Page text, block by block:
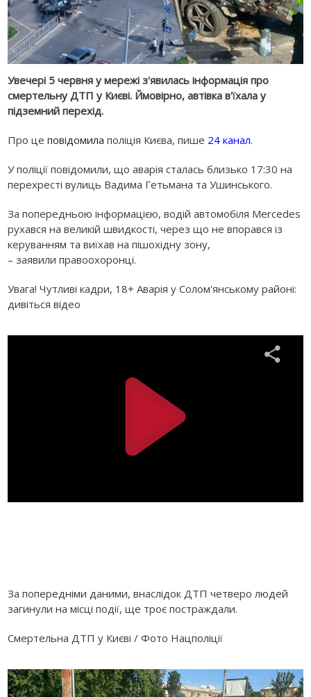
Увечері 5 червня у мережі з'явилась інформація про
смертельну ДТП у Києві. Ймовірно, автівка в'їхала у
підземний перехід.
Про цеповідомилаполіція Києва, пише 24 канал.
У поліції повідомили, що аварія сталась близько 17:30 на
перехресті вулиць Вадима Гетьмана та Ушинського.
За попередньою інформацією, водій автомобіля Mercedes
рухався на великій швидкості, через що не впорався із
керуванням та виїхав на пішохідну зону,
– заявили правоохоронці.
Увага! Чутливі кадри, 18+ Аварія у Солом'янському районі:
дивіться відео
За попередніми даними, внаслідок ДТП четверо людей
загинули на місці події, ще троє постраждали.
Смертельна ДТП у Києві / Фото Нацполіції